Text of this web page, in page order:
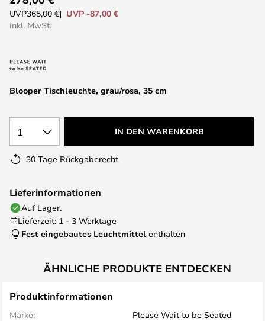
Anfang
der
Blooper Tischleuchte, grau/rosa, 35 cm
UVP365,00 €
UVP -87,00 €
inkl. MwSt.
1 IN DEN WARENKORB
30 Tage Rückgaberecht
Lieferinformationen
Auf Lager.
Lieferzeit: 1 - 3 Werktage
Fest eingebautes Leuchtmittel enthalten
ÄHNLICHE PRODUKTE ENTDECKEN
Produktinformationen
Marke:
Please Wait to be Seated